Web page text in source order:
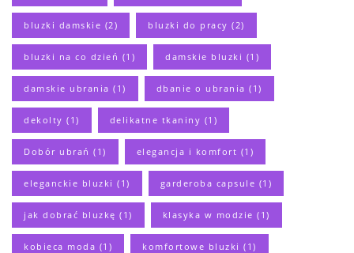
bluzki damskie (2) bluzki do pracy (2)
bluzki na co dzień (1) damskie bluzki (1)
damskie ubrania (1) dbanie o ubrania (1)
dekolty (1) delikatne tkaniny (1)
Dobór ubrań (1) elegancja i komfort (1)
eleganckie bluzki (1) garderoba capsule (1)
jak dobrać bluzkę (1) klasyka w modzie (1)
kobieca moda (1) komfortowe bluzki (1)